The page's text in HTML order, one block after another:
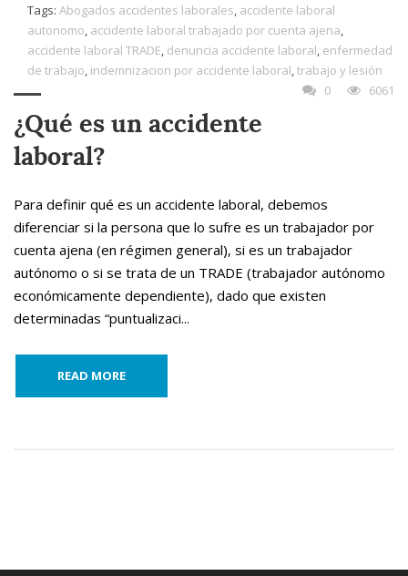
Tags: Abogados accidentes laborales, accidente laboral
autonomo, accidente laboral trabajado por cuenta ajena,
accidente laboral TRADE, denuncia accidente laboral, enfermedad
de trabajo, indemnizacion por accidente laboral,trabajo y lesión
0
6061
¿Qué es un accidente
laboral?
Para definir qué es un accidente laboral, debemos
diferenciar si la persona que lo sufre es un trabajador por
cuenta ajena (en régimen general), si es un trabajador
autónomo o si se trata de un TRADE (trabajador autónomo
económicamente dependiente), dado que existen
determinadas “puntualizaci...
READ MORE